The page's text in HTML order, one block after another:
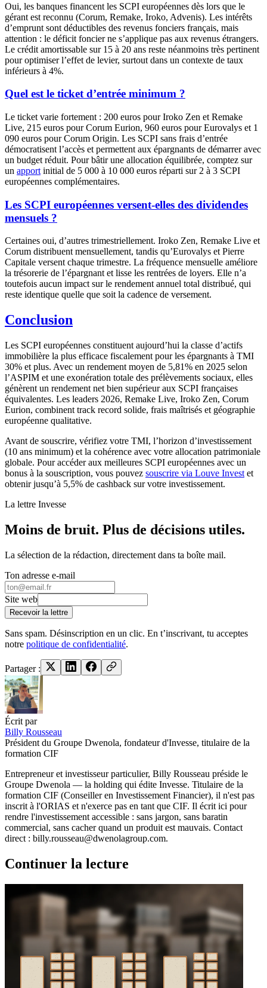
Oui, les banques financent les SCPI européennes dès lors que le
gérant est reconnu (Corum, Remake, Iroko, Advenis). Les intérêts
d’emprunt sont déductibles des revenus fonciers français, mais
attention : le déficit foncier ne s’applique pas aux revenus étrangers.
Le crédit amortissable sur 15 à 20 ans reste néanmoins très pertinent
pour optimiser l’effet de levier, surtout dans un contexte de taux
inférieurs à 4%.
Quel est le ticket d’entrée minimum ?
Le ticket varie fortement : 200 euros pour Iroko Zen et Remake
Live, 215 euros pour Corum Eurion, 960 euros pour Eurovalys et 1
090 euros pour Corum Origin. Les SCPI sans frais d’entrée
démocratisent l’accès et permettent aux épargnants de démarrer avec
un budget réduit. Pour bâtir une allocation équilibrée, comptez sur
un apport initial de 5 000 à 10 000 euros réparti sur 2 à 3 SCPI
européennes complémentaires.
Les SCPI européennes versent-elles des dividendes
mensuels ?
Certaines oui, d’autres trimestriellement. Iroko Zen, Remake Live et
Corum distribuent mensuellement, tandis qu’Eurovalys et Pierre
Capitale versent chaque trimestre. La fréquence mensuelle améliore
la trésorerie de l’épargnant et lisse les rentrées de loyers. Elle n’a
toutefois aucun impact sur le rendement annuel total distribué, qui
reste identique quelle que soit la cadence de versement.
Conclusion
Les SCPI européennes constituent aujourd’hui la classe d’actifs
immobilière la plus efficace fiscalement pour les épargnants à TMI
30% et plus. Avec un rendement moyen de 5,81% en 2025 selon
l’ASPIM et une exonération totale des prélèvements sociaux, elles
génèrent un rendement net bien supérieur aux SCPI françaises
équivalentes. Les leaders 2026, Remake Live, Iroko Zen, Corum
Eurion, combinent track record solide, frais maîtrisés et géographie
européenne qualitative.
Avant de souscrire, vérifiez votre TMI, l’horizon d’investissement
(10 ans minimum) et la cohérence avec votre allocation patrimoniale
globale. Pour accéder aux meilleures SCPI européennes avec un
bonus à la souscription, vous pouvez souscrire via Louve Invest et
obtenir jusqu’à 5,5% de cashback sur votre investissement.
La lettre Invesse
Moins de bruit. Plus de décisions utiles.
La sélection de la rédaction, directement dans ta boîte mail.
Ton adresse e-mail
Site web
Recevoir la lettre
Sans spam. Désinscription en un clic. En t’inscrivant, tu acceptes
notre politique de confidentialité.
Partager :
Écrit par
Billy Rousseau
Président du Groupe Dwenola, fondateur d'Invesse, titulaire de la
formation CIF
Entrepreneur et investisseur particulier, Billy Rousseau préside le
Groupe Dwenola — la holding qui édite Invesse. Titulaire de la
formation CIF (Conseiller en Investissement Financier), il n'est pas
inscrit à l'ORIAS et n'exerce pas en tant que CIF. Il écrit ici pour
rendre l'investissement accessible : sans jargon, sans baratin
commercial, sans cacher quand un produit est mauvais. Contact
direct : billy.rousseau@dwenolagroup.com.
Continuer la lecture